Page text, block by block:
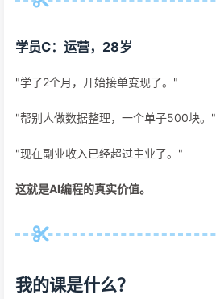
学员C：运营，28岁
"学了2个月，开始接单变现了。"
"帮别人做数据整理，一个单子500块。"
"现在副业收入已经超过主业了。"
这就是AI编程的真实价值。
我的课是什么？